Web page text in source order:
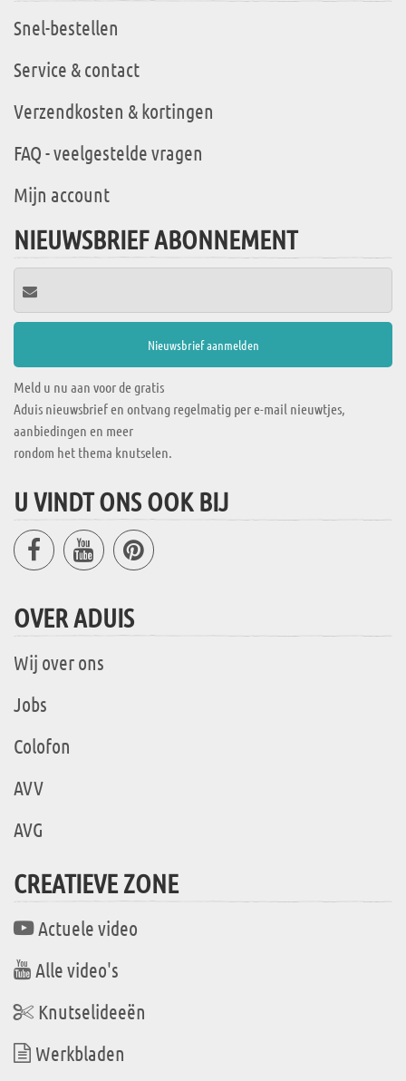
Snel-bestellen
Service & contact
Verzendkosten & kortingen
FAQ - veelgestelde vragen
Mijn account
NIEUWSBRIEF ABONNEMENT
Meld u nu aan voor de gratis
Aduis nieuwsbrief en ontvang regelmatig per e-mail nieuwtjes,
aanbiedingen en meer
rondom het thema knutselen.
U VINDT ONS OOK BIJ
OVER ADUIS
Wij over ons
Jobs
Colofon
AVV
AVG
CREATIEVE ZONE
Actuele video
Alle video's
Knutselideeën
Werkbladen